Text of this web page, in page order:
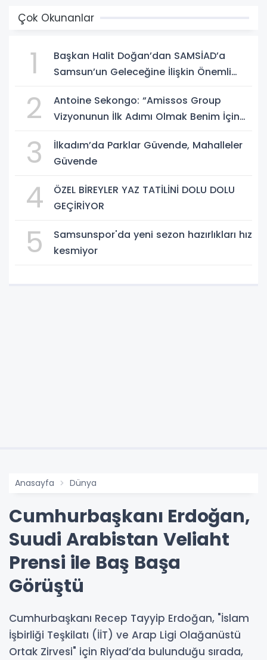
Çok Okunanlar
1
Başkan Halit Doğan’dan SAMSİAD’a
Samsun’un Geleceğine İlişkin Önemli
2
Antoine Sekongo: “Amissos Group
Vizyonunun İlk Adımı Olmak Benim İçin
3
İlkadım’da Parklar Güvende, Mahalleler
Güvende
4
ÖZEL BİREYLER YAZ TATİLİNİ DOLU DOLU
GEÇİRİYOR
5
Samsunspor'da yeni sezon hazırlıkları hız
kesmiyor
Anasayfa Dünya
Cumhurbaşkanı Erdoğan,
Suudi Arabistan Veliaht
Prensi ile Baş Başa
Görüştü
Cumhurbaşkanı Recep Tayyip Erdoğan, "İslam
İşbirliği Teşkilatı (İİT) ve Arap Ligi Olağanüstü
Ortak Zirvesi" için Riyad’da bulunduğu sırada,